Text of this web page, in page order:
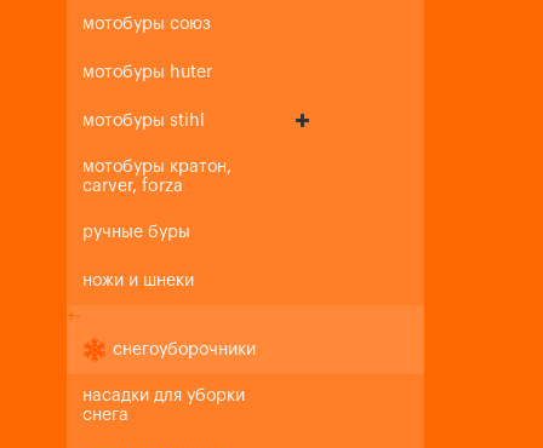
мотобуры союз
мотобуры huter
мотобуры stihl
мотобуры кратон,
carver, forza
ручные буры
ножи и шнеки
+-
снегоуборочники
насадки для уборки
снега